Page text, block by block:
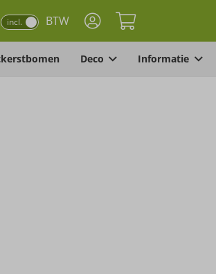
incl. BTW
Deco Informatie